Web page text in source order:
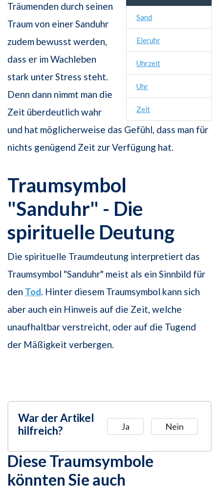
Sand
Eieruhr
Uhrzeit
Uhr
Zeit
Träumenden durch seinen
Traum von einer Sanduhr
zudem bewusst werden,
dass er im Wachleben
stark unter Stress steht.
Denn dann nimmt man die
Zeit überdeutlich wahr
und hat möglicherweise das Gefühl, dass man für
nichts genügend Zeit zur Verfügung hat.
Traumsymbol
"Sanduhr" - Die
spirituelle Deutung
Die spirituelle Traumdeutung interpretiert das
Traumsymbol "Sanduhr" meist als ein Sinnbild für
den Tod. Hinter diesem Traumsymbol kann sich
aber auch ein Hinweis auf die Zeit, welche
unaufhaltbar verstreicht, oder auf die Tugend
der Mäßigkeit verbergen.
War der Artikel
hilfreich?
Ja Nein
Diese Traumsymbole
könnten Sie auch